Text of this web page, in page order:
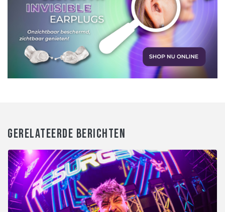
GERELATEERDE BERICHTEN